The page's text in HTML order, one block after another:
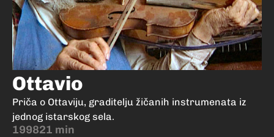
Ottavio
Priča o Ottaviju, graditelju žičanih instrumenata iz
jednog istarskog sela.
199821 min